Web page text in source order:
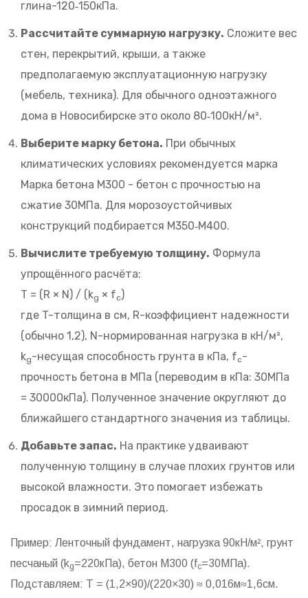
глина-120‑150кПа.
Рассчитайте суммарную нагрузку. Сложите вес
стен, перекрытий, крыши, а также
предполагаемую эксплуатационную нагрузку
(мебель, техника). Для обычного одноэтажного
дома в Новосибирске это около 80‑100кН/м².
Выберите марку бетона. При обычных
климатических условиях рекомендуется марка
Марка бетона М300 - бетон с прочностью на
сжатие 30МПа. Для морозоустойчивых
конструкций подбирается М350‑М400.
Вычислите требуемую толщину. Формула
упрощённого расчёта:
Т = (R × N) / (kg × fc)
где T-толщина в см, R-коэффициент надежности
(обычно 1,2), N-нормированная нагрузка в кН/м²,
kg-несущая способность грунта в кПа, fc-
прочность бетона в МПа (переводим в кПа: 30МПа
= 30000кПа). Полученное значение округляют до
ближайшего стандартного значения из таблицы.
Добавьте запас. На практике удваивают
полученную толщину в случае плохих грунтов или
высокой влажности. Это помогает избежать
просадок в зимний период.
Пример: Ленточный фундамент, нагрузка 90кН/м², грунт
песчаный (kg=220кПа), бетон М300 (fc=30МПа).
Подставляем: T = (1,2×90)/(220×30) ≈ 0,016м≈1,6см.